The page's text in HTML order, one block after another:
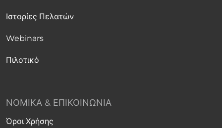
Ιστορίες Πελατών
Webinars
Πιλοτικό
ΝΟΜΙΚΆ & ΕΠΙΚΟΙΝΩΝΊΑ
Όροι Χρήσης